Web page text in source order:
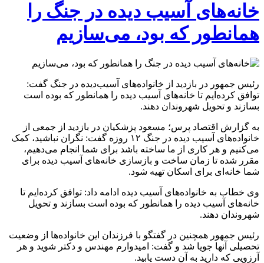
خانه‌های آسیب دیده در جنگ را
همانطور که بود، می‌سازیم
رئیس جمهور در بازدید از خانواده‌های آسیب‌دیده در جنگ گفت:
توافق کرده‌ایم تا خانه‌های آسیب دیده را همانطور که بوده است
بسازند و تحویل شهروندان دهند.
به گزارش اقتصاد پرس؛ مسعود پزشکیان در بازدید از جمعی از
خانواده‌های آسیب دیده در جنگ ۱۲ روزه گفت: نگران نباشید، کمک
می‌کنیم و هر کاری از ما ساخته باشد برای شما انجام می‌دهیم،
مقرر شده تا زمان ساخت و بازسازی خانه‌های آسیب دیده برای
شما خانه‌ای برای اسکان تهیه شود.
وی خطاب به خانواده‌های آسیب دیده ادامه داد: توافق کرده‌ایم تا
خانه‌های آسیب دیده را همانطور که بوده است بسازند و تحویل
شهروندان دهند.
رئیس جمهور همچنین در گفتگو با فرزندان این خانواده‌ها از وضعیت
تحصیلی آنها جویا شد و گفت: امیدوارم مهندس و دکتر شوید و هر
آرزویی که دارید به آن دست یابید.